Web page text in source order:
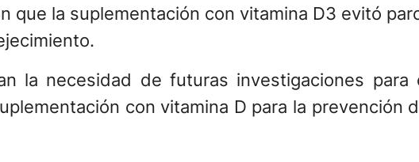
que la suplementación con vitamina D3 evitó
la necesidad de futuras investigaciones
con vitamina D para la prevención